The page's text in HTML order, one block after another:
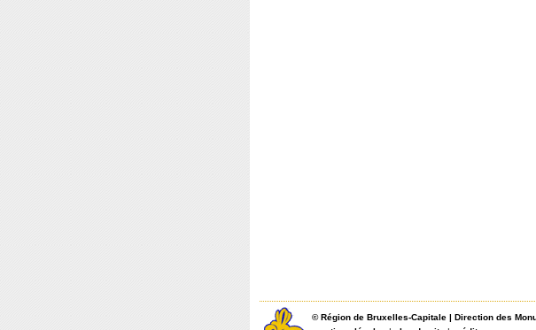
©Région de Bruxelles-Capitale | Direction des